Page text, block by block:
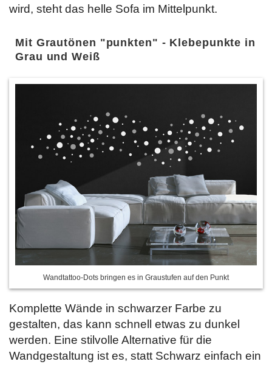
wird, steht das helle Sofa im Mittelpunkt.
Mit Grautönen "punkten" - Klebepunkte in
Grau und Weiß
Wandtattoo-Dots bringen es in Graustufen auf den Punkt
Komplette Wände in schwarzer Farbe zu
gestalten, das kann schnell etwas zu dunkel
werden. Eine stilvolle Alternative für die
Wandgestaltung ist es, statt Schwarz einfach ein